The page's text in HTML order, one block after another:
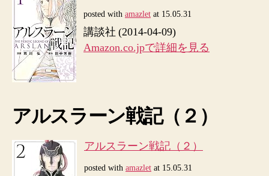
posted with amazlet at 15.05.31
講談社 (2014-04-09)
Amazon.co.jpで詳細を見る
アルスラーン戦記（２）
アルスラーン戦記（２）
posted with amazlet at 15.05.31